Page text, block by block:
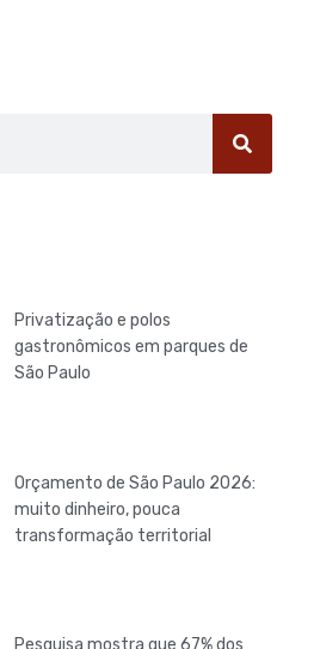
Privatização e polos
gastronômicos em parques de
São Paulo
Orçamento de São Paulo 2026:
muito dinheiro, pouca
transformação territorial